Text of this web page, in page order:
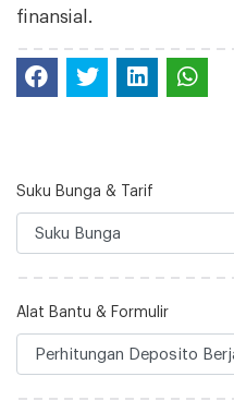
finansial.
Suku Bunga & Tarif
Alat Bantu & Formulir